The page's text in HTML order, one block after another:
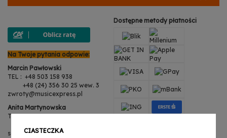
Na Twoje pytania odpowie:
Marcin Pawłowski
TEL : +48 503 158 938
+48 (24) 356 30 25 wew. 3
zwroty@musicexpress.pl
Anita Martynowska
TEL : +48 503 158 938
serwis@musicexpress.pl
Dostępne metody płatności
CIASTECZKA